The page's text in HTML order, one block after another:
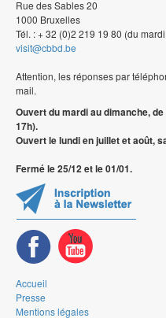
Rue des Sables 20
1000 Bruxelles
Tél. : + 32 (0)2 219 19 80 (du
visit@cbbd.be
Attention, les réponses par
mail.
Ouvert du mardi au dimanche,
17h).
Ouvert le lundi en juillet et août,
Fermé le 25/12 et le 01/01.
Accueil
Presse
Mentions légales